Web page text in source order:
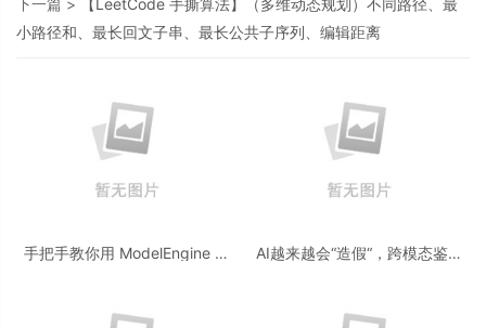
下一篇 >
【LeetCode 手撕算法】（多维动态规划）不同路径、最
小路径和、最长回文子串、最长公共子序列、编辑距离
手把手教你用 ModelEngine 打
AI越来越会“造假“，跨模态鉴伪